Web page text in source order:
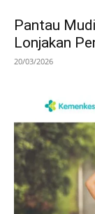
Pantau
Lonjakan
20/03/2026